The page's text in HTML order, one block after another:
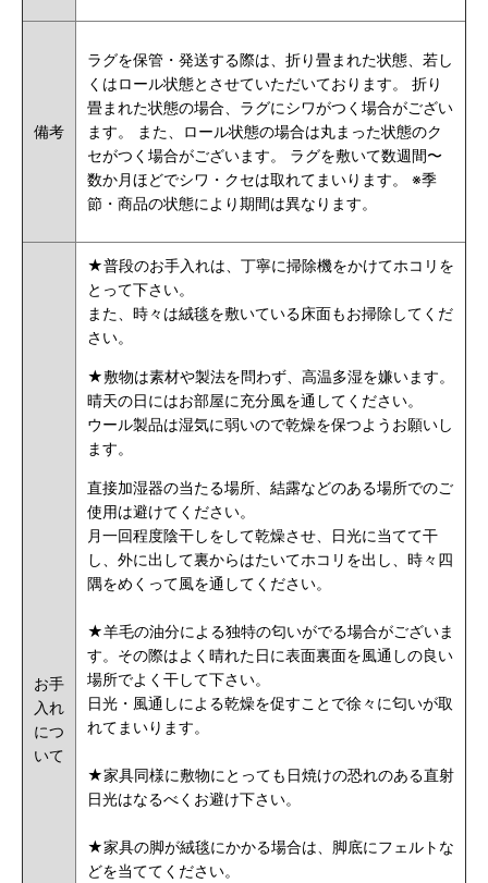
備考
ラグを保管・発送する際は、折り畳まれた状態、若し
くはロール状態とさせていただいております。 折り
畳まれた状態の場合、ラグにシワがつく場合がござい
ます。 また、ロール状態の場合は丸まった状態のク
セがつく場合がございます。 ラグを敷いて数週間〜
数か月ほどでシワ・クセは取れてまいります。 ※季
節・商品の状態により期間は異なります。
お手
入れ
につ
いて
★普段のお手入れは、丁寧に掃除機をかけてホコリを
とって下さい。
また、時々は絨毯を敷いている床面もお掃除してくだ
さい。
★敷物は素材や製法を問わず、高温多湿を嫌います。
晴天の日にはお部屋に充分風を通してください。
ウール製品は湿気に弱いので乾燥を保つようお願いし
ます。
直接加湿器の当たる場所、結露などのある場所でのご
使用は避けてください。
月一回程度陰干しをして乾燥させ、日光に当てて干
し、外に出して裏からはたいてホコリを出し、時々四
隅をめくって風を通してください。
★羊毛の油分による独特の匂いがでる場合がございま
す。その際はよく晴れた日に表面裏面を風通しの良い
場所でよく干して下さい。
日光・風通しによる乾燥を促すことで徐々に匂いが取
れてまいります。
★家具同様に敷物にとっても日焼けの恐れのある直射
日光はなるべくお避け下さい。
★家具の脚が絨毯にかかる場合は、脚底にフェルトな
どを当ててください。